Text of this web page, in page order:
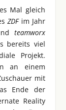
Mal gleich
ZDFim Jahr
teamworx
bereits viel
Projekt.
an einem
mit
Ende der
Reality